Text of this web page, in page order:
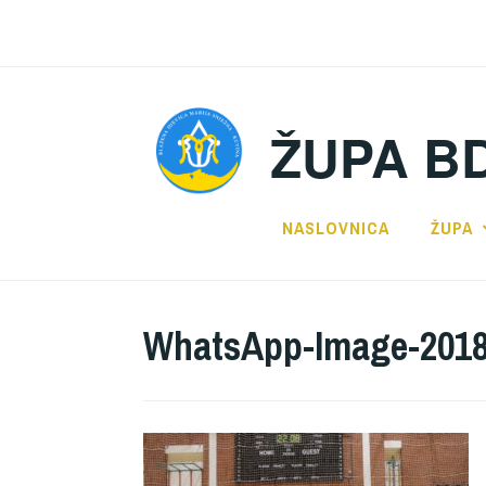
ŽUPA
NASLOVNICA ŽUPA
WhatsApp-Image-